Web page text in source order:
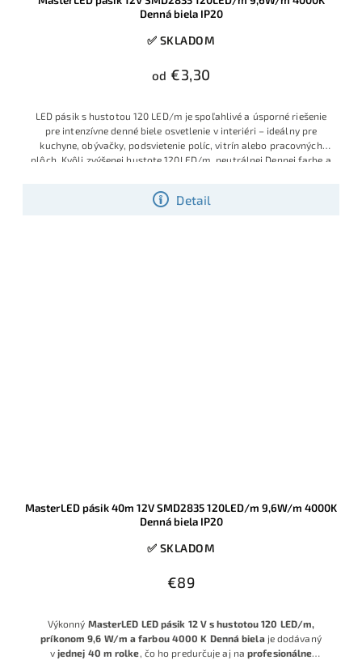
Denná biela IP20
✅ SKLADOM
od €3,30
Detail
LED pásik s hustotou 120 LED/m je spoľahlivé a úsporné riešenie
pre intenzívne denné biele osvetlenie v interiéri – ideálny pre
kuchyne, obývačky, podsvietenie políc, vitrín alebo pracovných
plôch. Kvôli zvýšenej hustote 120LED/m, neutrálnej Dennej farbe a
najviac používané SMD LED pásiky
MasterLED pásik 40m 12V SMD2835 120LED/m 9,6W/m 4000K
Denná biela IP20
✅ SKLADOM
€89
Výkonný MasterLED LED pásik 12 V s hustotou 120 LED/m,
príkonom 9,6 W/m a farbou 4000 K Denná bielaje dodávaný
v jednej 40 m rolke, čo ho predurčuje aj naprofesionálne